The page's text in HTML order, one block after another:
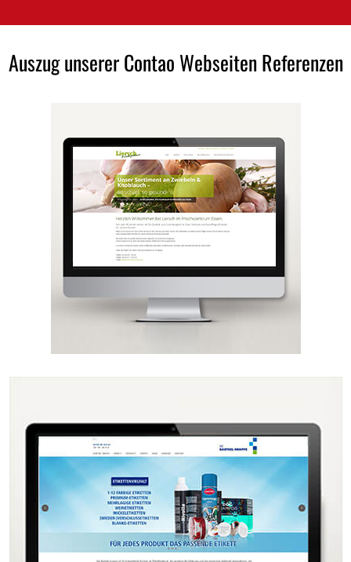
Auszug unserer Contao Webseiten Referenzen